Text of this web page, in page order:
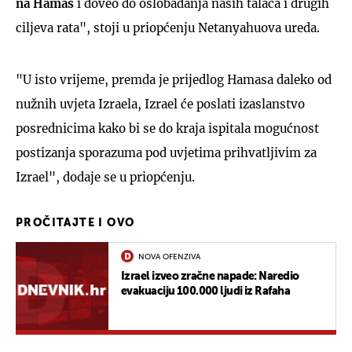
na Hamas i doveo do oslobađanja naših talaca i drugih
ciljeva rata", stoji u priopćenju Netanyahuova ureda.
"U isto vrijeme, premda je prijedlog Hamasa daleko od
nužnih uvjeta Izraela, Izrael će poslati izaslanstvo
posrednicima kako bi se do kraja ispitala mogućnost
postizanja sporazuma pod uvjetima prihvatljivim za
Izrael", dodaje se u priopćenju.
PROČITAJTE I OVO
NOVA OFENZIVA
Izrael izveo zračne napade: Naredio
evakuaciju 100.000 ljudi iz Rafaha